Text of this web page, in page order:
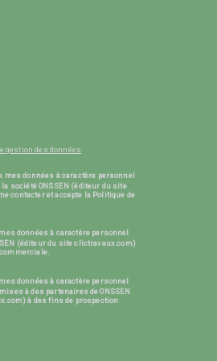
gestion des données
mes données à caractère personnel
société ONSSEN (éditeur du site
contacter et accepte la Politique de
données à caractère personnel
(éditeur du site clictravaux.com)
données à caractère personnel
à des partenaires de ONSSEN
à des fins de prospection